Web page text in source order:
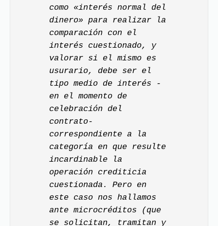
como «interés normal del
dinero» para realizar la
comparación con el
interés cuestionado, y
valorar si el mismo es
usurario, debe ser el
tipo medio de interés -
en el momento de
celebración del
contrato-
correspondiente a la
categoría en que resulte
incardinable la
operación crediticia
cuestionada. Pero en
este caso nos hallamos
ante microcréditos (que
se solicitan, tramitan y